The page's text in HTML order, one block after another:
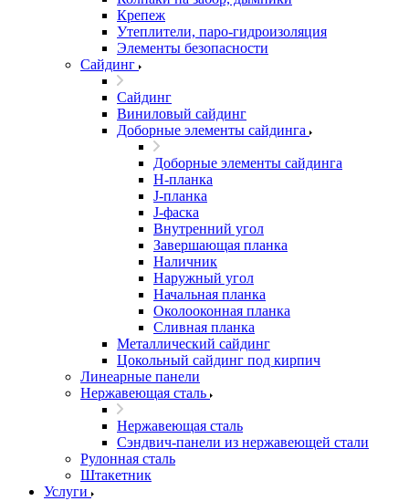
Крепеж
Утеплители, паро-гидроизоляция
Элементы безопасности
Сайдинг
Сайдинг
Виниловый сайдинг
Доборные элементы сайдинга
Доборные элементы сайдинга
H-планка
J-планка
J-фаска
Внутренний угол
Завершающая планка
Наличник
Наружный угол
Начальная планка
Околооконная планка
Сливная планка
Металлический сайдинг
Цокольный сайдинг под кирпич
Линеарные панели
Нержавеющая сталь
Нержавеющая сталь
Сэндвич-панели из нержавеющей стали
Рулонная сталь
Штакетник
Услуги